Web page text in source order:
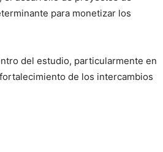
para monetizar los
del estudio, particularmente en
de los intercambios